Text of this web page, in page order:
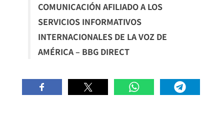
COMUNICACIÓN AFILIADO A LOS
SERVICIOS INFORMATIVOS
INTERNACIONALES DE LA VOZ DE
AMÉRICA – BBG DIRECT